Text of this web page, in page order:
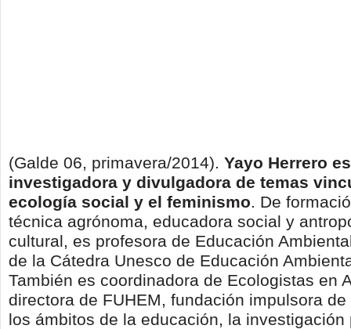
(Galde 06, primavera/2014). Yayo Herrero
investigadora y divulgadora de temas
ecología social y el feminismo. De
técnica agrónoma, educadora social y
cultural, es profesora de Educación
de la Cátedra Unesco de Educación
También es coordinadora de Ecologistas en
directora de FUHEM, fundación impulsora
los ámbitos de la educación, la investigación